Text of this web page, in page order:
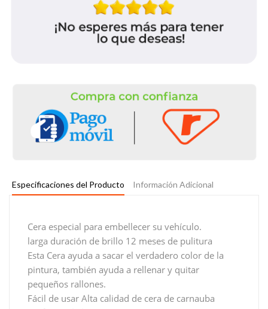
Especificaciones del Producto Información Adicional
Cera especial para embellecer su vehículo.
larga duración de brillo 12 meses de pulitura
Esta Cera ayuda a sacar el verdadero color de la
pintura, también ayuda a rellenar y quitar
pequeños rallones.
Fácil de usar Alta calidad de cera de carnauba